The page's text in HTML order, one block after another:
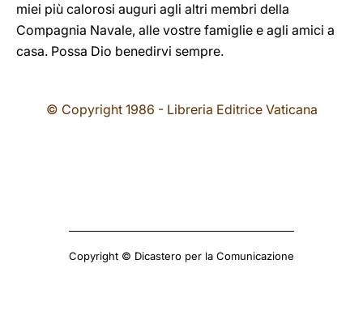
miei più calorosi auguri agli altri membri della
Compagnia Navale, alle vostre famiglie e agli amici a
casa. Possa Dio benedirvi sempre.
© Copyright 1986 - Libreria Editrice Vaticana
Copyright © Dicastero per la Comunicazione